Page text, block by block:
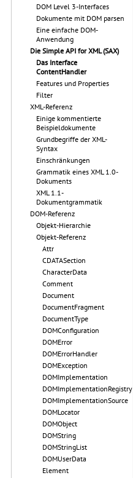
DOM Level 3-Interfaces
Dokumente mit DOM parsen
Eine einfache DOM-
Anwendung
Die Simple API for XML (SAX)
Das Interface
ContentHandler
Features und Properties
Filter
XML-Referenz
Einige kommentierte
Beispieldokumente
Grundbegriffe der XML-
Syntax
Einschränkungen
Grammatik eines XML 1.0-
Dokuments
XML 1.1-
Dokumentgrammatik
DOM-Referenz
Objekt-Hierarchie
Objekt-Referenz
Attr
CDATASection
CharacterData
Comment
Document
DocumentFragment
DocumentType
DOMConfiguration
DOMError
DOMErrorHandler
DOMException
DOMImplementation
DOMImplementationRegistry
DOMImplementationSource
DOMLocator
DOMObject
DOMString
DOMStringList
DOMUserData
Element